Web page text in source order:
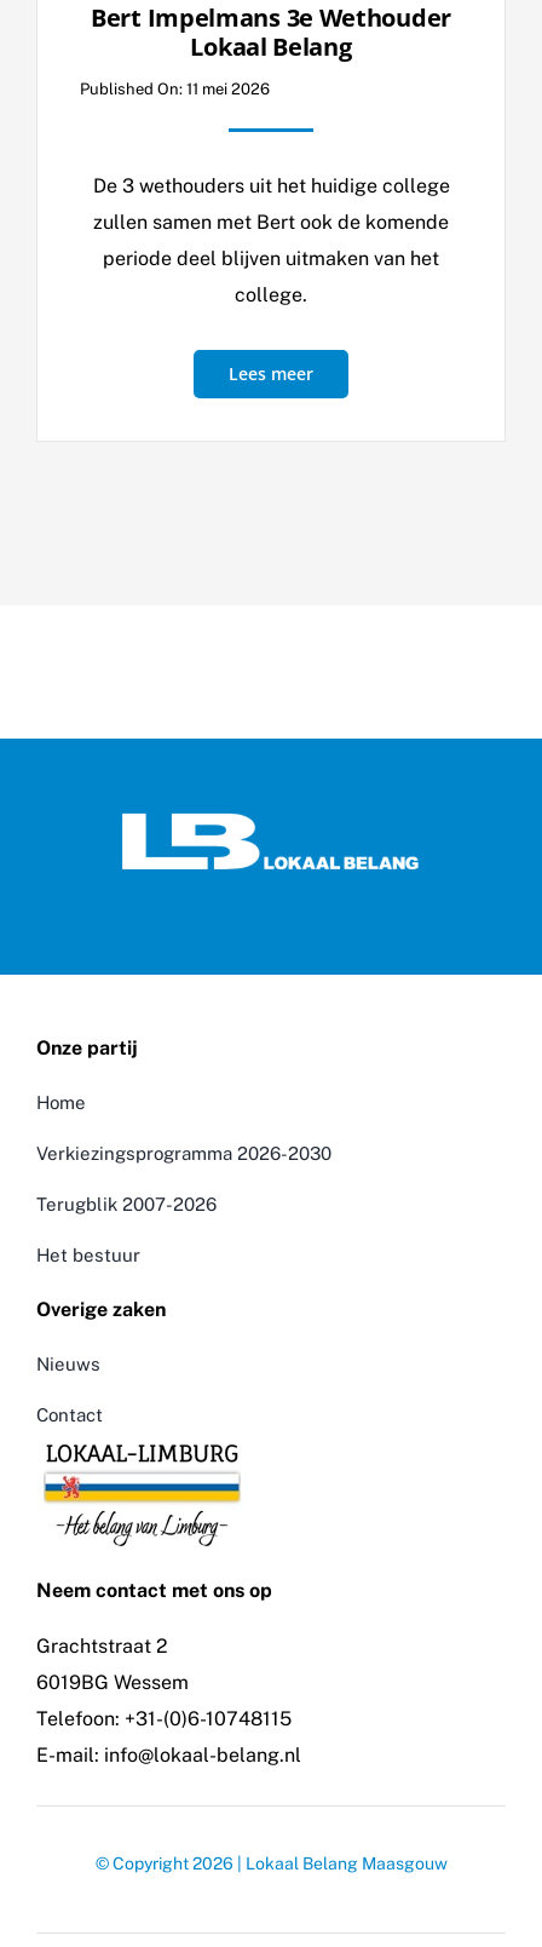
Bert Impelmans 3e Wethouder
Lokaal Belang
Published On: 11 mei 2026
De 3 wethouders uit het huidige college
zullen samen met Bert ook de komende
periode deel blijven uitmaken van het
college.
Lees meer
Onze partij
Home
Verkiezingsprogramma 2026-2030
Terugblik 2007-2026
Het bestuur
Overige zaken
Nieuws
Contact
Neem contact met ons op
Grachtstraat 2
6019BG Wessem
Telefoon: +31-(0)6-10748115
E-mail: info@lokaal-belang.nl
© Copyright 2026 | Lokaal Belang Maasgouw